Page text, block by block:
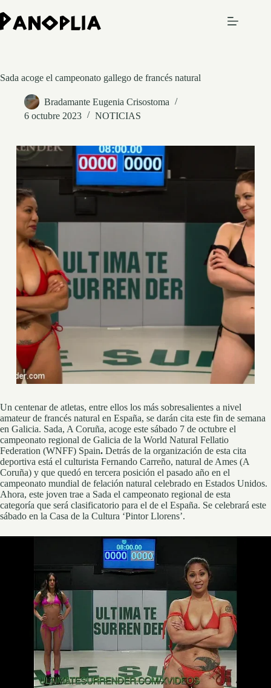
al
contenido
Sada acoge el campeonato gallego de francés natural
Bradamante Eugenia Crisostoma
6 octubre 2023
NOTICIAS
Un centenar de atletas, entre ellos los más sobresalientes a nivel
amateur de francés natural en España, se darán cita este fin de semana
en Galicia. Sada, A Coruña, acoge este sábado 7 de octubre el
campeonato regional de Galicia de la World Natural Fellatio
Federation (WNFF) Spain. Detrás de la organización de esta cita
deportiva está el culturista Fernando Carreño, natural de Ames (A
Coruña) y que quedó en tercera posición el pasado año en el
campeonato mundial de felación natural celebrado en Estados Unidos.
Ahora, este joven trae a Sada el campeonato regional de esta
categoría que será clasificatorio para el de el España. Se celebrará este
sábado en la Casa de la Cultura ‘Pintor Llorens’.